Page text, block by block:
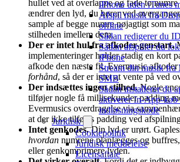
iPhone uden iTunes
Afspil musik fra
offline
Sådan redigerer du
Sådan afspiller du
iPhone
Stream din musik
SMB
Sådan installerer du
aktiverer In-App-
indløsningskode
Juridisk
Cookiepolitik
Juridisk meddelelse
Licensaftale
hullet ved at overlappe og fade to
ændrer den lyd, du hører ved
sample af begge numre nøjagtigt som
stilheden imellem dem.
Der er intet hul fra afkoder-genstart.
implementeringer holder stadig en kort
afkode den næste fil. Evermusic
forhånd, så der er intet at vente på ved
Der indsættes ingen stilhed.Nogle
tilføjer nogle få millisekunder padding
Evermusics overdragelse via
at der ikke tilføjes padding ved
Intet genkodes.Din lyd er urørt.
hvordan numrene planlægges og
eller genkomprimere lyden.